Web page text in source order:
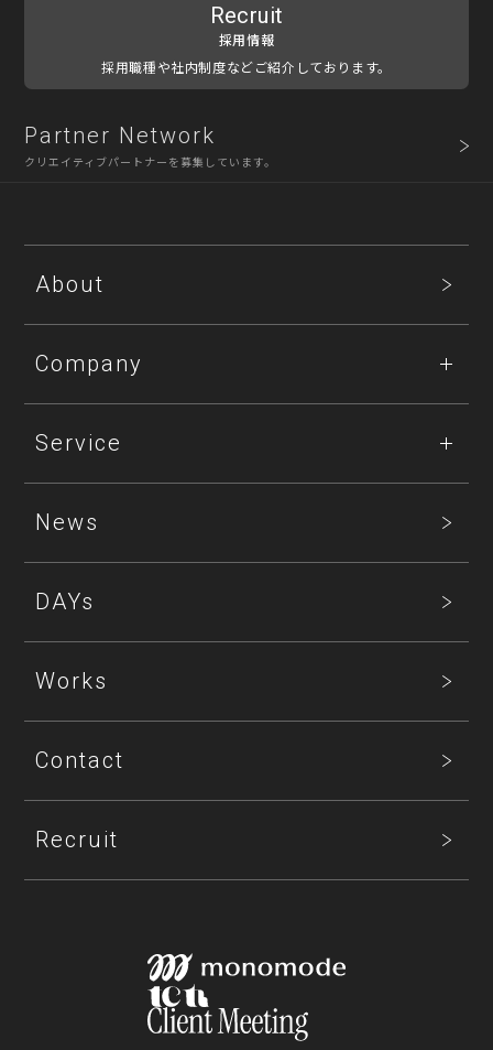
Recruit
採用情報
採用職種や社内制度などご紹介しております。
Partner Network
クリエイティブパートナーを募集しています。
About
Company
Service
News
DAYs
Works
Contact
Recruit